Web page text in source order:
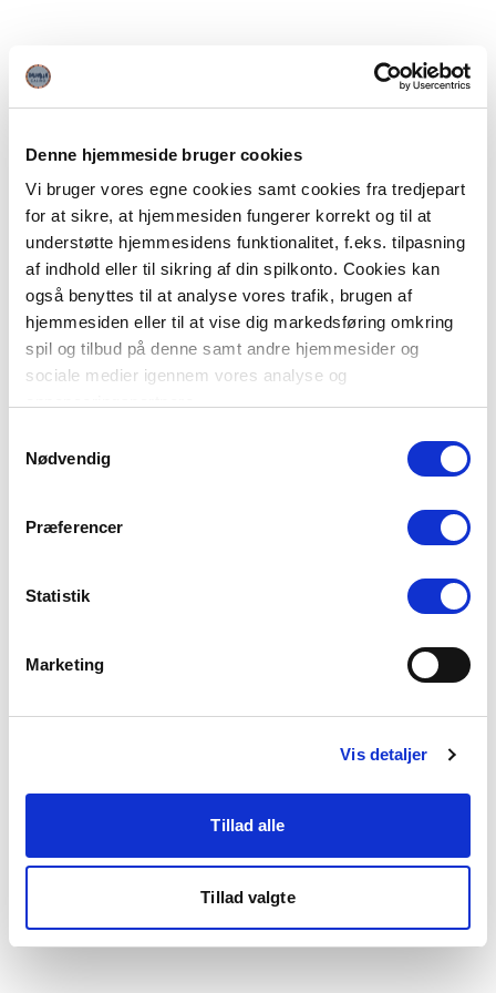
Denne hjemmeside bruger cookies
Vi bruger vores egne cookies samt cookies fra tredjepart
for at sikre, at hjemmesiden fungerer korrekt og til at
understøtte hjemmesidens funktionalitet, f.eks. tilpasning
af indhold eller til sikring af din spilkonto. Cookies kan
også benyttes til at analyse vores trafik, brugen af
hjemmesiden eller til at vise dig markedsføring omkring
spil og tilbud på denne samt andre hjemmesider og
sociale medier igennem vores analyse og
Du kan læse mere om vores brug af cookies under
"Detaljer" eller ved at klikke videre til vores Cookiepolitik,
Nødvendig
Præferencer
Statistik
Marketing
Vis detaljer
Tillad alle
Tillad valgte